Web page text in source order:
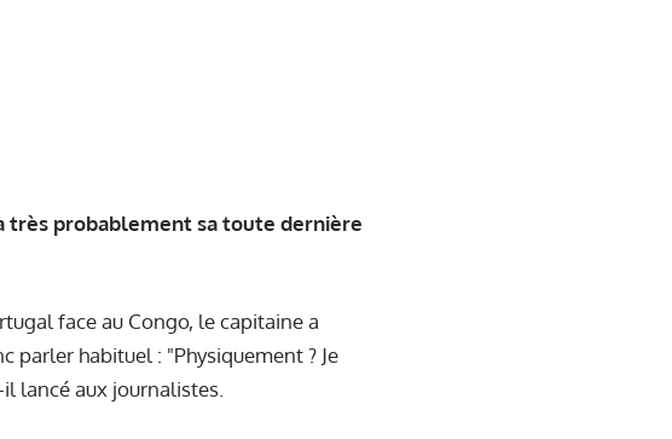
très probablement sa toute dernière
face au Congo, le capitaine a
parler habituel : "Physiquement ? Je
lancé aux journalistes.